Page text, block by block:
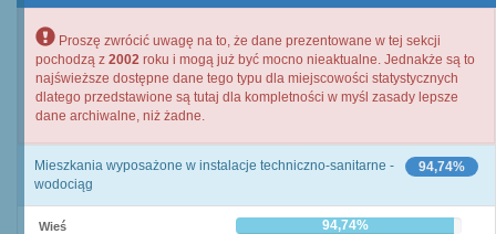
Proszę zwrócić uwagę na to, że dane prezentowane w tej sekcji
pochodzą z 2002 roku i mogą już być mocno nieaktualne. Jednakże są to
najświeższe dostępne dane tego typu dla miejscowości statystycznych
dlatego przedstawione są tutaj dla kompletności w myśl zasady lepsze
dane archiwalne, niż żadne.
94,74%
Mieszkania wyposażone w instalacje techniczno-sanitarne -
wodociąg
Wieś 94,74%